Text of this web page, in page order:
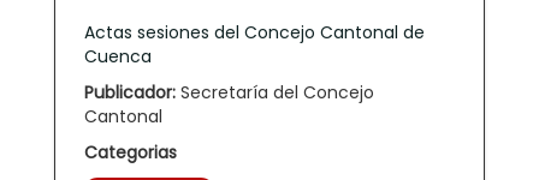
Actas sesiones del Concejo Cantonal de
Cuenca
Publicador: Secretaría del Concejo
Cantonal
Categorias